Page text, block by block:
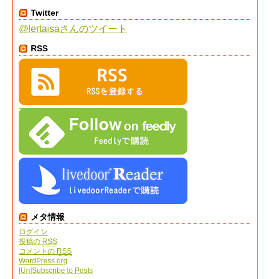
Twitter
@lertaisaさんのツイート
RSS
メタ情報
ログイン
投稿の RSS
コメントの RSS
WordPress.org
[Un]Subscribe to Posts